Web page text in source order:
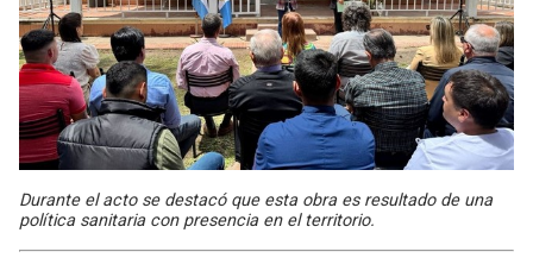
Durante el acto se destacó que esta obra es resultado de una
política sanitaria con presencia en el territorio.